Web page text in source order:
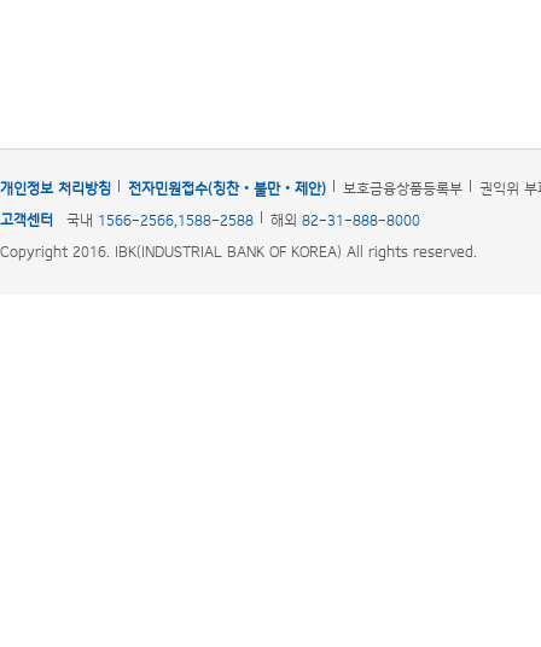
개인정보 처리방침 전자민원접수(칭찬‧불만‧제안) 보호금융상품등록부
권익위
고객센터
국내 1566-2566,1588-2588 해외 82-31-888-8000
Copyright 2016. IBK(INDUSTRIAL BANK OF KOREA) All rights reserved.